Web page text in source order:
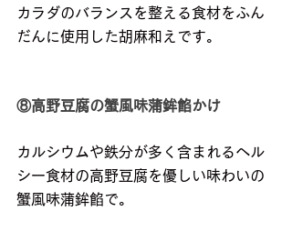
カラダのバランスを整える食材をふん
だんに使用した胡麻和えです。
⑧高野豆腐の蟹風味蒲鉾餡かけ
カルシウムや鉄分が多く含まれるヘル
シー食材の高野豆腐を優しい味わいの
蟹風味蒲鉾餡で。